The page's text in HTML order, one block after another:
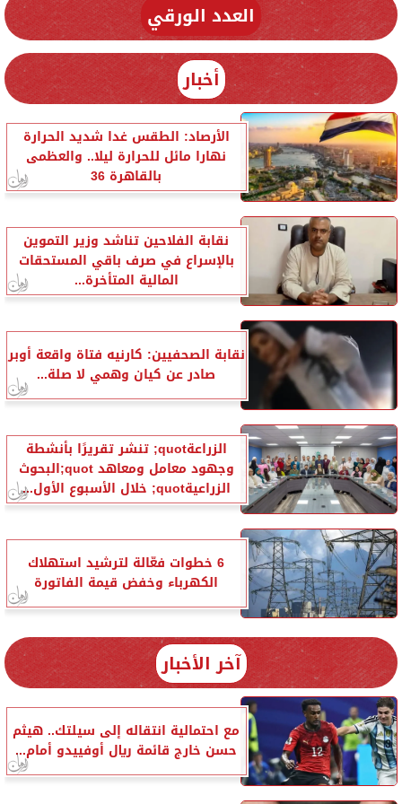
العدد الورقي
أخبار
الأرصاد: الطقس غدا شديد الحرارة
نهارا مائل للحرارة ليلا.. والعظمى
بالقاهرة 36
نقابة الفلاحين تناشد وزير التموين
بالإسراع في صرف باقي المستحقات
المالية المتأخرة...
نقابة الصحفيين: كارنيه فتاة واقعة أوبر
صادر عن كيان وهمي لا صلة...
الزراعةquot; تنشر تقريرًا بأنشطة
وجهود معامل ومعاهد quot;البحوث
الزراعيةquot; خلال الأسبوع الأول...
6 خطوات فعّالة لترشيد استهلاك
الكهرباء وخفض قيمة الفاتورة
آخر الأخبار
مع احتمالية انتقاله إلى سيلتك.. هيثم
حسن خارج قائمة ريال أوفييدو أمام...